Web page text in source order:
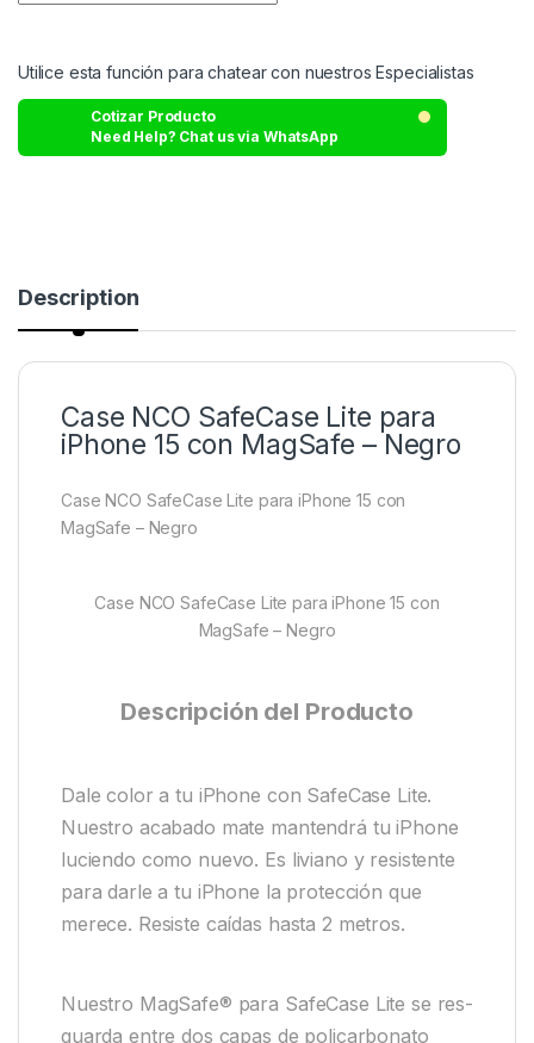
Utilice esta función para chatear con nuestros Especialistas
Cotizar Producto
Need Help? Chat us via WhatsApp
Description
Case NCO SafeCase Lite para
iPhone 15 con MagSafe – Negro
Case NCO SafeCase Lite para iPhone 15 con
MagSafe – Negro
Case NCO SafeCase Lite para iPhone 15 con
MagSafe – Negro
Descripción del Producto
Dale color a tu iPhone con SafeCase Lite.
Nuestro acabado mate mantendrá tu iPhone
luciendo como nuevo. Es liviano y resistente
para darle a tu iPhone la protección que
merece. Resiste caídas hasta 2 metros.
Nuestro MagSafe® para SafeCase Lite se res-
guarda entre dos capas de policarbonato